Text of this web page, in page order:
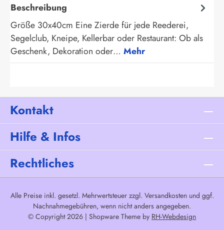
Beschreibung
Größe 30x40cm Eine Zierde für jede Reederei,
Segelclub, Kneipe, Kellerbar oder Restaurant: Ob als
Geschenk, Dekoration oder… Mehr
Kontakt
Hilfe & Infos
Rechtliches
Alle Preise inkl. gesetzl. Mehrwertsteuer zzgl. Versandkostenund ggf.
Nachnahmegebühren, wenn nicht anders angegeben.
© Copyright 2026 | Shopware Theme by RH-Webdesign